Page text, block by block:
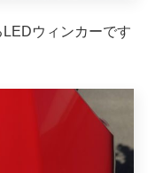
ウィンカーです